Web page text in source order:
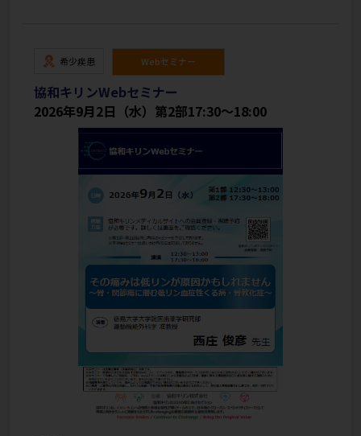
希少疾患 Webセミナー
協和キリンWebセミナー
2026年9月2日（水）第2部17:30～18:00